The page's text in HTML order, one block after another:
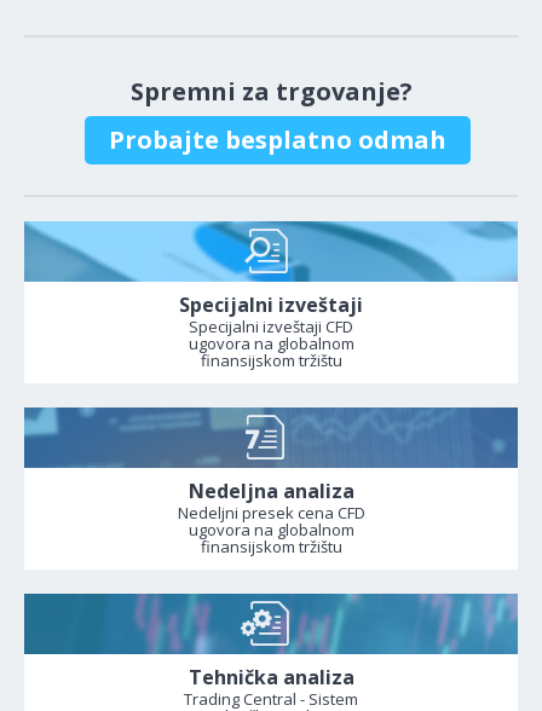
Spremni za trgovanje?
Probajte besplatno odmah
Specijalni izveštaji
Specijalni izveštaji CFD
ugovora na globalnom
finansijskom tržištu
Nedeljna analiza
Nedeljni presek cena CFD
ugovora na globalnom
finansijskom tržištu
Tehnička analiza
Trading Central - Sistem